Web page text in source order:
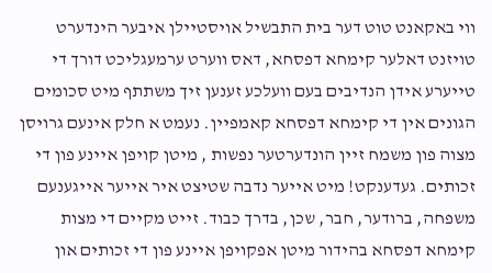
ווי באקאנט טוט דער בית התבשיל אויסטיילן איבער הינדערט
טויזנט דאלער קימחא דפסחא, דאס ווערט ערמעגליכט דורך די
טייערע אידן הנדיבים בעם וועלכע זענען זיך משתתף מיט סכומים
הגונים אין די קימחא דפסחא קאמפיין. נעמט א חלק אינעם גרויסן
מצוה פון משמח זיין הונדערטער נפשות , מיטן קויפן איינע פון די
זכותים. געדענקט! מיט אייער נדבה שטיצט איר אייער אייגענעם
משפחה, ברודער, חבר, שכן, בדרך כבוד. זייט מקיים די מצות
קימחא דפסחא בהידור מיטן אפקויפן איינע פון די זכותים און